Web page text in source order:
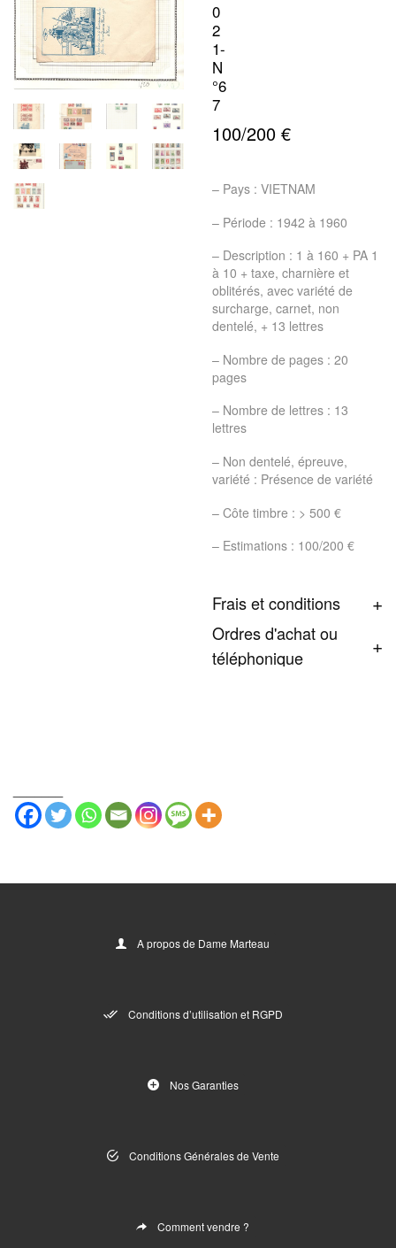
0
2
1-
N
°6
7
100/200 €
– Pays : VIETNAM
– Période : 1942 à 1960
– Description : 1 à 160 + PA 1
à 10 + taxe, charnière et
oblitérés, avec variété de
surcharge, carnet, non
dentelé, + 13 lettres
– Nombre de pages : 20
pages
– Nombre de lettres : 13
lettres
– Non dentelé, épreuve,
variété : Présence de variété
– Côte timbre : > 500 €
– Estimations : 100/200 €
Frais et conditions
Ordres d'achat ou
téléphonique
A propos de Dame Marteau
Conditions d’utilisation et RGPD
Nos Garanties
Conditions Générales de Vente
Comment vendre ?